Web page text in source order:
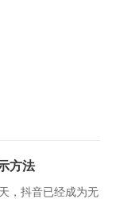
方法
，抖音已经成为无